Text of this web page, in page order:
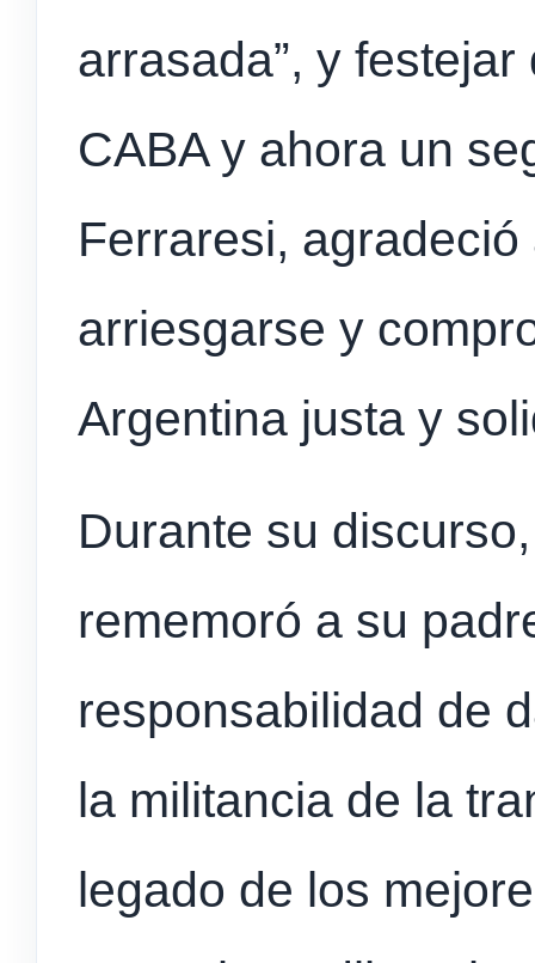
arrasada”, y
CABA y ahora un
Ferraresi, agradeció
arriesgarse y
Argentina justa y
Durante su
rememoró a su
responsabilidad de
la militancia de la
legado de los